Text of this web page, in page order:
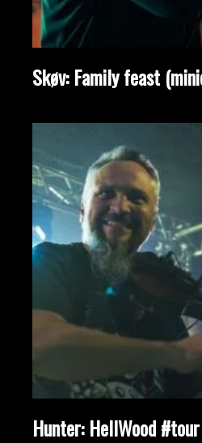
Skøv: Family feast
Hunter: HellWood